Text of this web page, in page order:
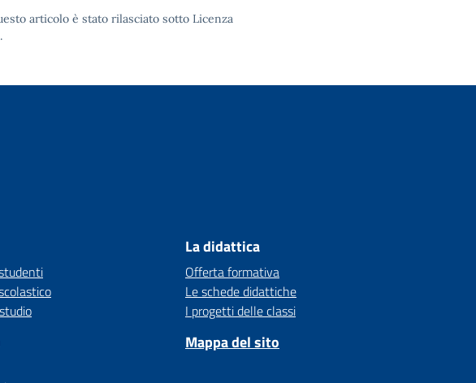
articolo è stato rilasciato sotto Licenza
La didattica
Offerta formativa
Le schede didattiche
I progetti delle classi
Mappa del sito